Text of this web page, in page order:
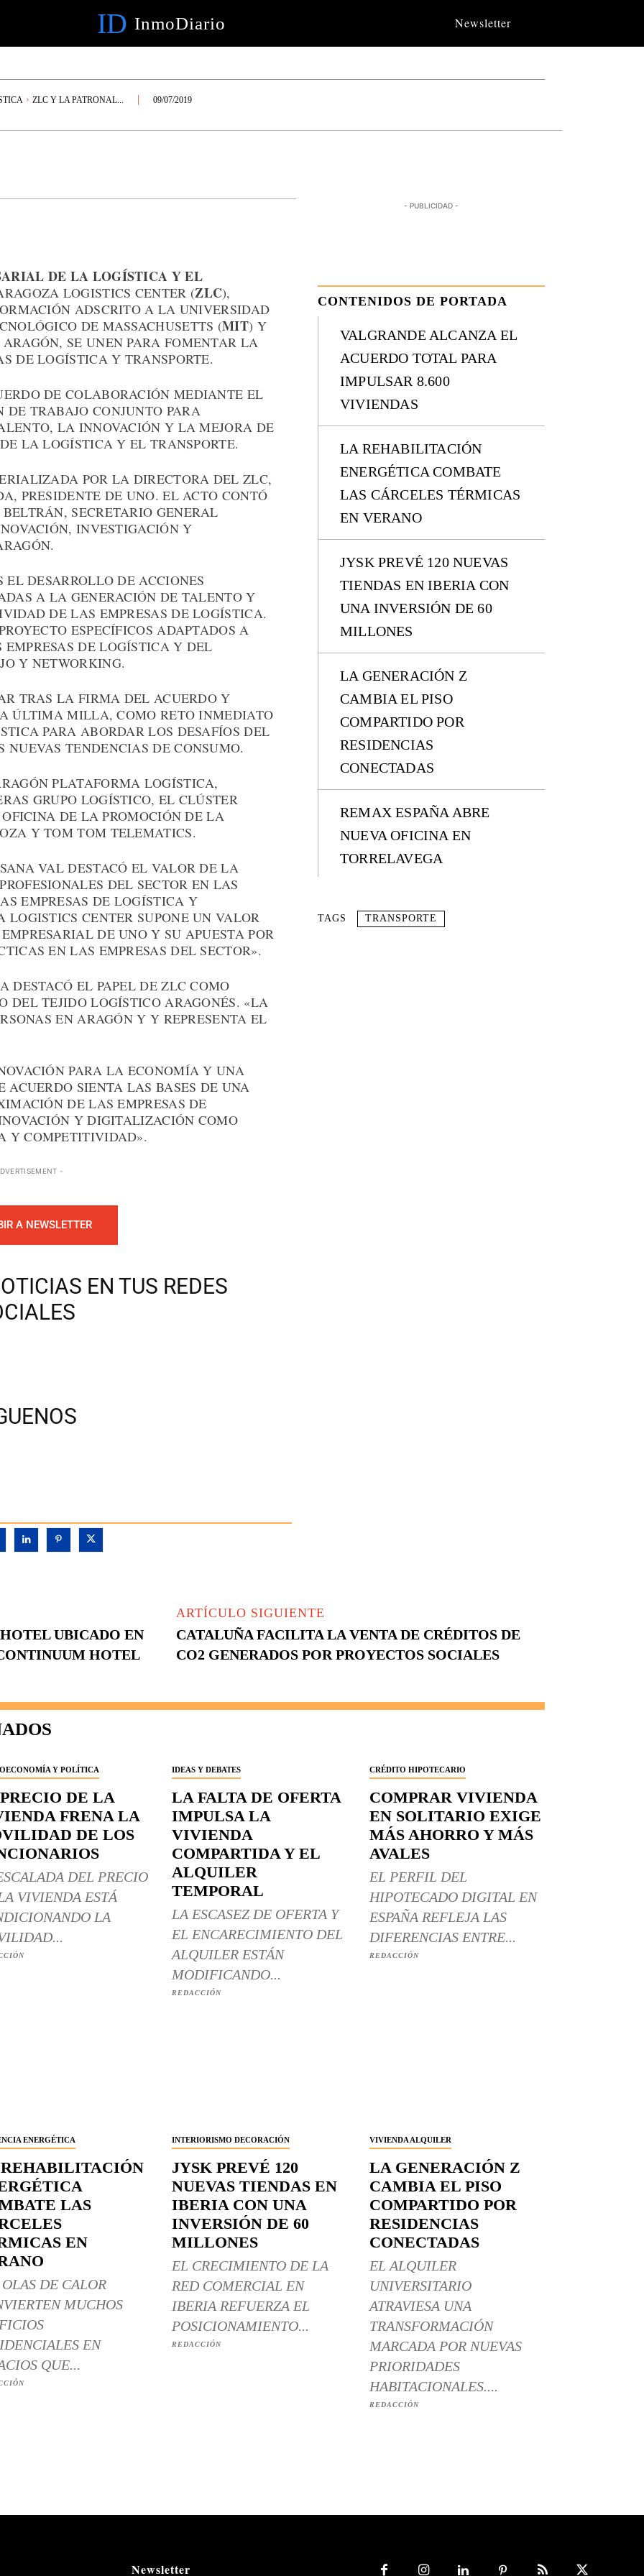
ID InmoDiario Newsletter
ZLC Y LA PATRONAL... 09/07/2019
DE LA LOGÍSTICA Y EL
LOGISTICS CENTER (ZLC),
ADSCRITO A LA UNIVERSIDAD
DE MASSACHUSETTS (MIT) Y
SE UNEN PARA FOMENTAR LA
DE LOGÍSTICA Y TRANSPORTE.
DE COLABORACIÓN MEDIANTE EL
TRABAJO CONJUNTO PARA
LA INNOVACIÓN Y LA MEJORA DE
LA LOGÍSTICA Y EL TRANSPORTE.
POR LA DIRECTORA DEL ZLC,
PRESIDENTE DE UNO. EL ACTO CONTÓ
SECRETARIO GENERAL
INVESTIGACIÓN Y
DESARROLLO DE ACCIONES
A LA GENERACIÓN DE TALENTO Y
DE LAS EMPRESAS DE LOGÍSTICA.
ESPECÍFICOS ADAPTADOS A
DE LOGÍSTICA Y DEL
Y NETWORKING.
TRAS LA FIRMA DEL ACUERDO Y
ÚLTIMA MILLA, COMO RETO INMEDIATO
PARA ABORDAR LOS DESAFÍOS DEL
TENDENCIAS DE CONSUMO.
PLATAFORMA LOGÍSTICA,
GRUPO LOGÍSTICO, EL CLÚSTER
DE LA PROMOCIÓN DE LA
Y TOM TOM TELEMATICS.
VAL DESTACÓ EL VALOR DE LA
DEL SECTOR EN LAS
EMPRESAS DE LOGÍSTICA Y
LOGISTICS CENTER SUPONE UN VALOR
DE UNO Y SU APUESTA POR
EN LAS EMPRESAS DEL SECTOR».
DESTACÓ EL PAPEL DE ZLC COMO
DEL TEJIDO LOGÍSTICO ARAGONÉS. «LA
EN ARAGÓN Y Y REPRESENTA EL
PARA LA ECONOMÍA Y UNA
SIENTA LAS BASES DE UNA
DE LAS EMPRESAS DE
Y DIGITALIZACIÓN COMO
Y COMPETITIVIDAD».
-
A NEWSLETTER
EN TUS REDES
- PUBLICIDAD -
CONTENIDOS DE PORTADA
VALGRANDE ALCANZA EL
ACUERDO TOTAL PARA
IMPULSAR 8.600
VIVIENDAS
LA REHABILITACIÓN
ENERGÉTICA COMBATE
LAS CÁRCELES TÉRMICAS
EN VERANO
JYSK PREVÉ 120 NUEVAS
TIENDAS EN IBERIA CON
UNA INVERSIÓN DE 60
MILLONES
LA GENERACIÓN Z
CAMBIA EL PISO
COMPARTIDO POR
RESIDENCIAS
CONECTADAS
REMAX ESPAÑA ABRE
NUEVA OFICINA EN
TORRELAVEGA
TAGS TRANSPORTE
UBICADO EN
HOTEL
ARTÍCULO SIGUIENTE
CATALUÑA FACILITA LA VENTA DE CRÉDITOS DE
CO2 GENERADOS POR PROYECTOS SOCIALES
Y POLÍTICA
DE LA
FRENA LA
DE LOS
DEL PRECIO
VIVIENDA ESTÁ
LA
IDEAS Y DEBATES
LA FALTA DE OFERTA
IMPULSA LA
VIVIENDA
COMPARTIDA Y EL
ALQUILER
TEMPORAL
LA ESCASEZ DE OFERTA Y
EL ENCARECIMIENTO DEL
ALQUILER ESTÁN
MODIFICANDO...
REDACCIÓN
CRÉDITO HIPOTECARIO
COMPRAR VIVIENDA
EN SOLITARIO EXIGE
MÁS AHORRO Y MÁS
AVALES
EL PERFIL DEL
HIPOTECADO DIGITAL EN
ESPAÑA REFLEJA LAS
DIFERENCIAS ENTRE...
REDACCIÓN
ENERGÉTICA
LAS
EN
DE CALOR
MUCHOS
EN
QUE...
INTERIORISMO DECORACIÓN
JYSK PREVÉ 120
NUEVAS TIENDAS EN
IBERIA CON UNA
INVERSIÓN DE 60
MILLONES
EL CRECIMIENTO DE LA
RED COMERCIAL EN
IBERIA REFUERZA EL
POSICIONAMIENTO...
REDACCIÓN
VIVIENDA ALQUILER
LA GENERACIÓN Z
CAMBIA EL PISO
COMPARTIDO POR
RESIDENCIAS
CONECTADAS
EL ALQUILER
UNIVERSITARIO
ATRAVIESA UNA
TRANSFORMACIÓN
MARCADA POR NUEVAS
PRIORIDADES
HABITACIONALES....
REDACCIÓN
Newsletter